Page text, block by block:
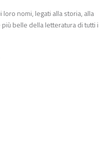
nomi, legati alla storia, alla
belle della letteratura di tutti i